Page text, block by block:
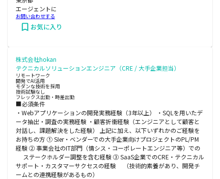
エージェントに
お問い合わせする
お気に入り
株式会社hokan
テクニカルソリューションエンジニア（CRE / 大手企業担当）
リモートワーク
開発でAI活用
モダンな技術を採用
技術試験なし
フレックス出勤・時差出勤
■必須条件
・Webアプリケーションの開発実務経験（3年以上） ・SQLを用いたデ
ータ抽出・調査の実務経験 ・顧客折衝経験（エンジニアとして顧客と
対話し、課題解決をした経験） 上記に加え、以下いずれかのご経験を
お持ちの方 ① SIer・ベンダーでの大手企業向けプロジェクトのPL/PM
経験 ② 事業会社のIT部門（情シス・コーポレートエンジニア等）での
ステークホルダー調整を含む経験 ③ SaaS企業でのCRE・テクニカル
サポート・カスタマーサクセスの経験 （技術的素養があり、開発チ
ームとの連携経験があるもの）